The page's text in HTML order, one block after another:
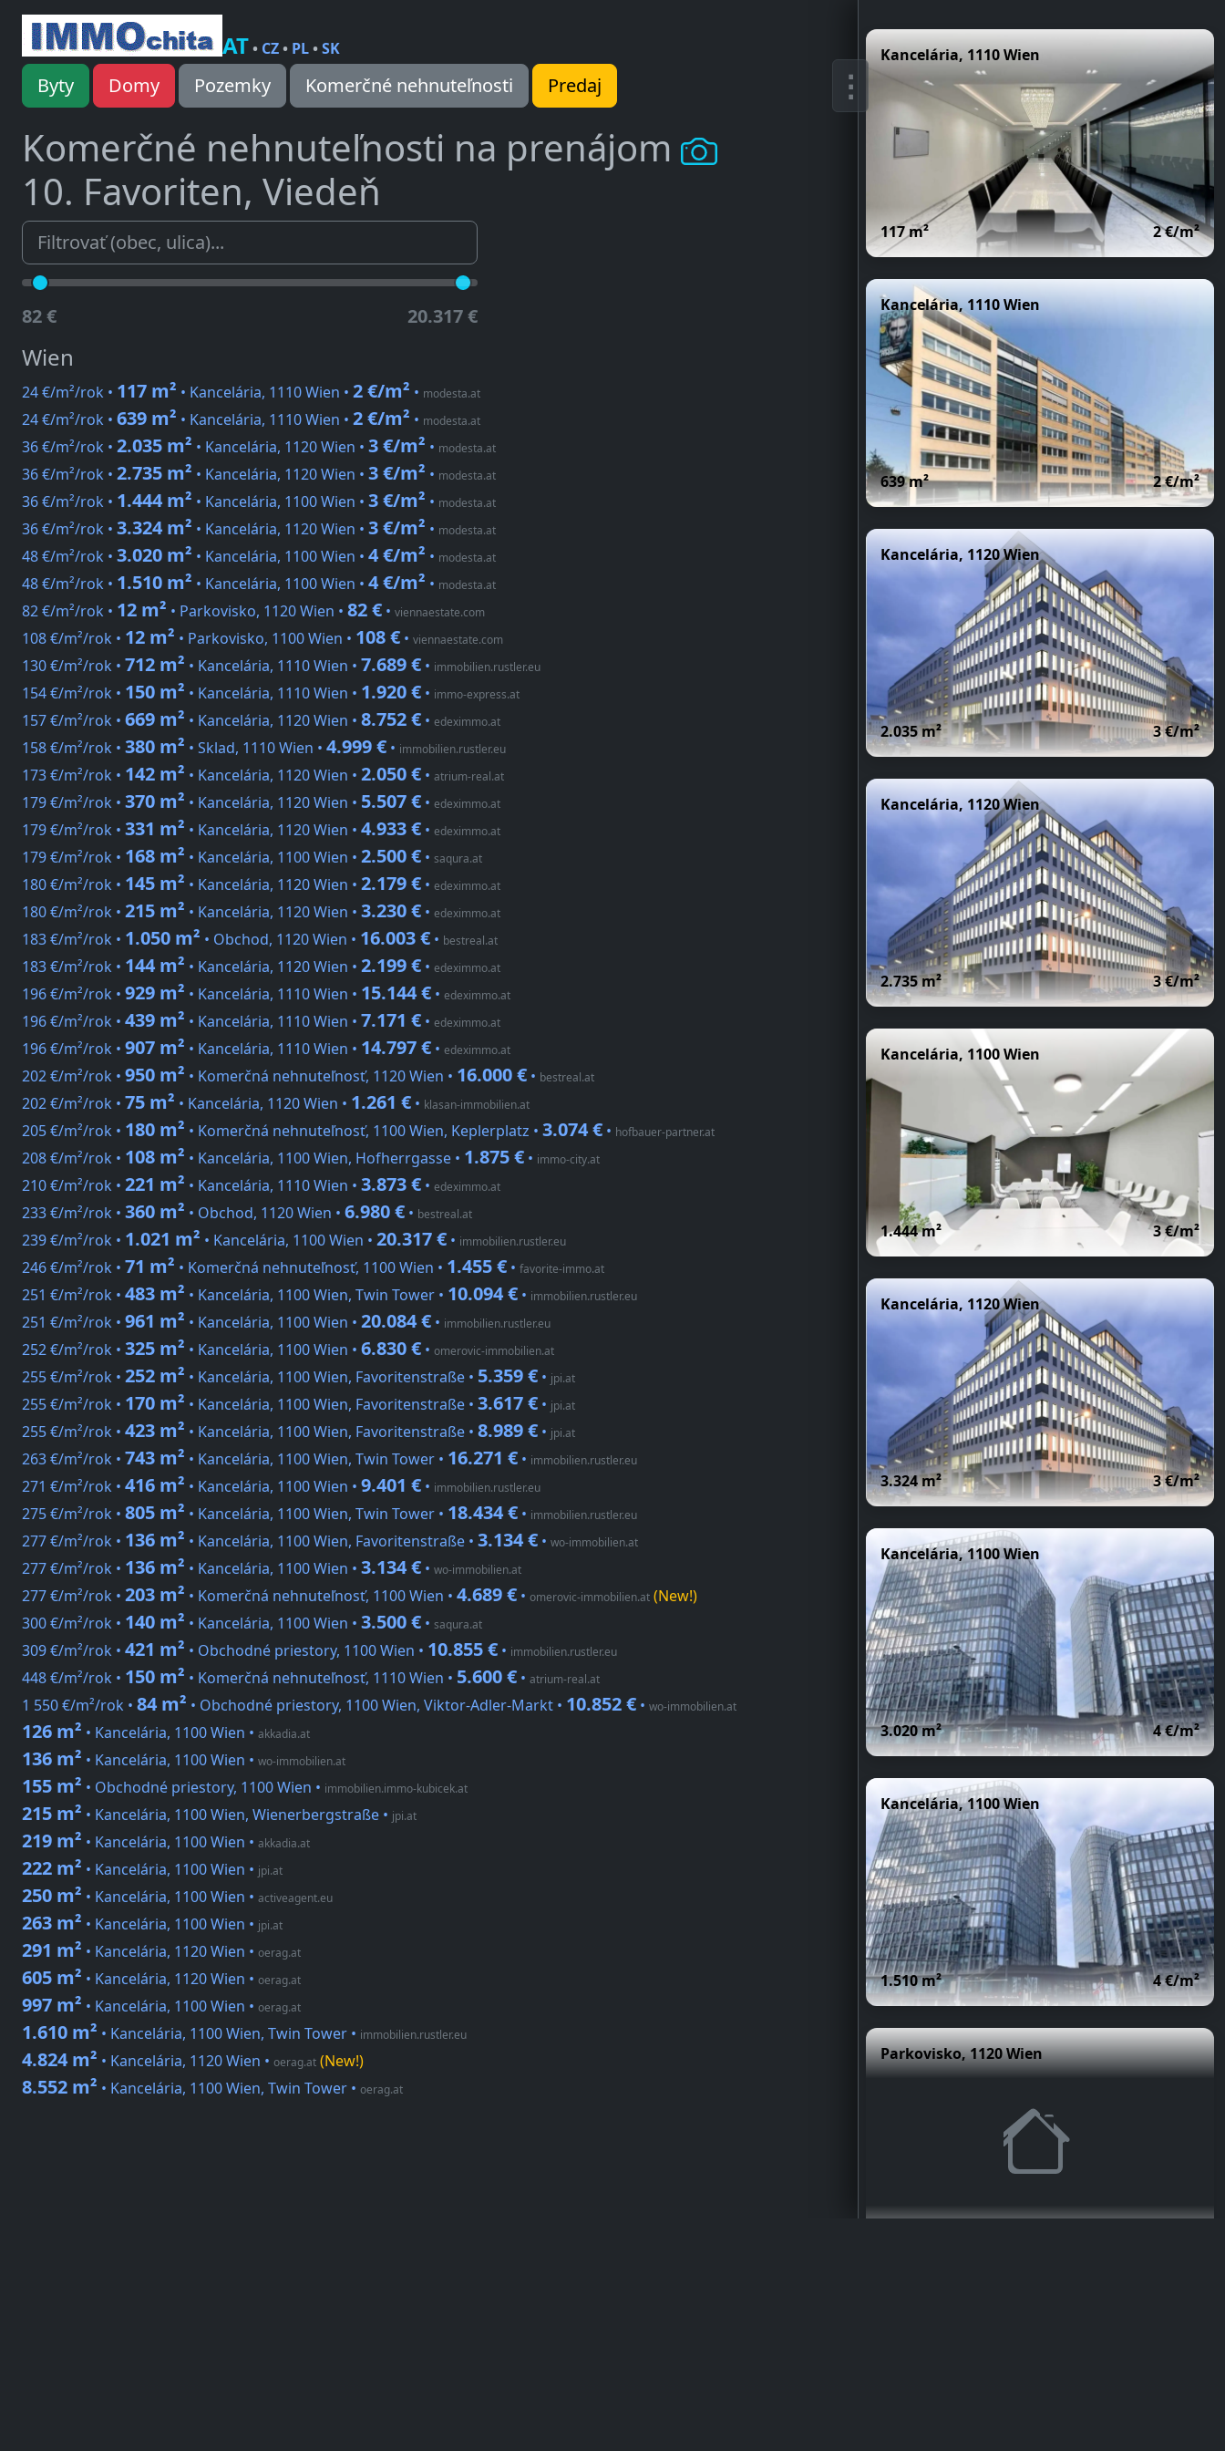
AT• CZ• PL•SK
Byty Domy Pozemky Komerčné nehnuteľnosti Predaj
Komerčné nehnuteľnosti na prenájom
10. Favoriten, Viedeň
82 € 20.317 €
Wien
24 €/m²/rok • 117 m² • Kancelária, 1110 Wien • 2 €/m² • modesta.at
24 €/m²/rok • 639 m² • Kancelária, 1110 Wien • 2 €/m² • modesta.at
36 €/m²/rok • 2.035 m² • Kancelária, 1120 Wien • 3 €/m² • modesta.at
36 €/m²/rok • 2.735 m² • Kancelária, 1120 Wien • 3 €/m² • modesta.at
36 €/m²/rok • 1.444 m² • Kancelária, 1100 Wien • 3 €/m² • modesta.at
36 €/m²/rok • 3.324 m² • Kancelária, 1120 Wien • 3 €/m² • modesta.at
48 €/m²/rok • 3.020 m² • Kancelária, 1100 Wien • 4 €/m² • modesta.at
48 €/m²/rok • 1.510 m² • Kancelária, 1100 Wien • 4 €/m² • modesta.at
82 €/m²/rok • 12 m² • Parkovisko, 1120 Wien • 82 € • viennaestate.com
108 €/m²/rok • 12 m² • Parkovisko, 1100 Wien • 108 € • viennaestate.com
130 €/m²/rok • 712 m² • Kancelária, 1110 Wien • 7.689 € • immobilien.rustler.eu
154 €/m²/rok • 150 m² • Kancelária, 1110 Wien • 1.920 € • immo-express.at
157 €/m²/rok • 669 m² • Kancelária, 1120 Wien • 8.752 € • edeximmo.at
158 €/m²/rok • 380 m² • Sklad, 1110 Wien • 4.999 € • immobilien.rustler.eu
173 €/m²/rok • 142 m² • Kancelária, 1120 Wien • 2.050 € • atrium-real.at
179 €/m²/rok • 370 m² • Kancelária, 1120 Wien • 5.507 € • edeximmo.at
179 €/m²/rok • 331 m² • Kancelária, 1120 Wien • 4.933 € • edeximmo.at
179 €/m²/rok • 168 m² • Kancelária, 1100 Wien • 2.500 € • saqura.at
180 €/m²/rok • 145 m² • Kancelária, 1120 Wien • 2.179 € • edeximmo.at
180 €/m²/rok • 215 m² • Kancelária, 1120 Wien • 3.230 € • edeximmo.at
183 €/m²/rok • 1.050 m² • Obchod, 1120 Wien • 16.003 € • bestreal.at
183 €/m²/rok • 144 m² • Kancelária, 1120 Wien • 2.199 € • edeximmo.at
196 €/m²/rok • 929 m² • Kancelária, 1110 Wien • 15.144 € • edeximmo.at
196 €/m²/rok • 439 m² • Kancelária, 1110 Wien • 7.171 € • edeximmo.at
196 €/m²/rok • 907 m² • Kancelária, 1110 Wien • 14.797 € • edeximmo.at
202 €/m²/rok • 950 m² • Komerčná nehnuteľnosť, 1120 Wien • 16.000 € • bestreal.at
202 €/m²/rok • 75 m² • Kancelária, 1120 Wien • 1.261 € • klasan-immobilien.at
205 €/m²/rok • 180 m² • Komerčná nehnuteľnosť, 1100 Wien, Keplerplatz • 3.074 € • hofbauer-partner.at
208 €/m²/rok • 108 m² • Kancelária, 1100 Wien, Hofherrgasse • 1.875 € • immo-city.at
210 €/m²/rok • 221 m² • Kancelária, 1110 Wien • 3.873 € • edeximmo.at
233 €/m²/rok • 360 m² • Obchod, 1120 Wien • 6.980 € • bestreal.at
239 €/m²/rok • 1.021 m² • Kancelária, 1100 Wien • 20.317 € • immobilien.rustler.eu
246 €/m²/rok • 71 m² • Komerčná nehnuteľnosť, 1100 Wien • 1.455 € • favorite-immo.at
251 €/m²/rok • 483 m² • Kancelária, 1100 Wien, Twin Tower • 10.094 € • immobilien.rustler.eu
251 €/m²/rok • 961 m² • Kancelária, 1100 Wien • 20.084 € • immobilien.rustler.eu
252 €/m²/rok • 325 m² • Kancelária, 1100 Wien • 6.830 € • omerovic-immobilien.at
255 €/m²/rok • 252 m² • Kancelária, 1100 Wien, Favoritenstraße • 5.359 € • jpi.at
255 €/m²/rok • 170 m² • Kancelária, 1100 Wien, Favoritenstraße • 3.617 € • jpi.at
255 €/m²/rok • 423 m² • Kancelária, 1100 Wien, Favoritenstraße • 8.989 € • jpi.at
263 €/m²/rok • 743 m² • Kancelária, 1100 Wien, Twin Tower • 16.271 € • immobilien.rustler.eu
271 €/m²/rok • 416 m² • Kancelária, 1100 Wien • 9.401 € • immobilien.rustler.eu
275 €/m²/rok • 805 m² • Kancelária, 1100 Wien, Twin Tower • 18.434 € • immobilien.rustler.eu
277 €/m²/rok • 136 m² • Kancelária, 1100 Wien, Favoritenstraße • 3.134 € • wo-immobilien.at
277 €/m²/rok • 136 m² • Kancelária, 1100 Wien • 3.134 € • wo-immobilien.at
277 €/m²/rok • 203 m² • Komerčná nehnuteľnosť, 1100 Wien • 4.689 € • omerovic-immobilien.at (New!)
300 €/m²/rok • 140 m² • Kancelária, 1100 Wien • 3.500 € • saqura.at
309 €/m²/rok • 421 m² • Obchodné priestory, 1100 Wien • 10.855 € • immobilien.rustler.eu
448 €/m²/rok • 150 m² • Komerčná nehnuteľnosť, 1110 Wien • 5.600 € • atrium-real.at
1 550 €/m²/rok • 84 m² • Obchodné priestory, 1100 Wien, Viktor-Adler-Markt • 10.852 € • wo-immobilien.at
126 m² • Kancelária, 1100 Wien • akkadia.at
136 m² • Kancelária, 1100 Wien • wo-immobilien.at
155 m² • Obchodné priestory, 1100 Wien • immobilien.immo-kubicek.at
215 m² • Kancelária, 1100 Wien, Wienerbergstraße • jpi.at
219 m² • Kancelária, 1100 Wien • akkadia.at
222 m² • Kancelária, 1100 Wien • jpi.at
250 m² • Kancelária, 1100 Wien • activeagent.eu
263 m² • Kancelária, 1100 Wien • jpi.at
291 m² • Kancelária, 1120 Wien • oerag.at
605 m² • Kancelária, 1120 Wien • oerag.at
997 m² • Kancelária, 1100 Wien • oerag.at
1.610 m² • Kancelária, 1100 Wien, Twin Tower • immobilien.rustler.eu
4.824 m² • Kancelária, 1120 Wien • oerag.at (New!)
8.552 m² • Kancelária, 1100 Wien, Twin Tower • oerag.at